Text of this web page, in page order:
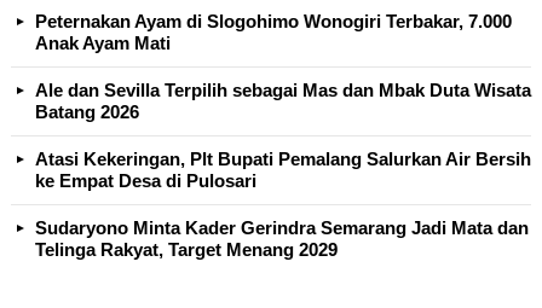
Peternakan Ayam di Slogohimo Wonogiri Terbakar, 7.000
Anak Ayam Mati
Ale dan Sevilla Terpilih sebagai Mas dan Mbak Duta Wisata
Batang 2026
Atasi Kekeringan, Plt Bupati Pemalang Salurkan Air Bersih
ke Empat Desa di Pulosari
Sudaryono Minta Kader Gerindra Semarang Jadi Mata dan
Telinga Rakyat, Target Menang 2029